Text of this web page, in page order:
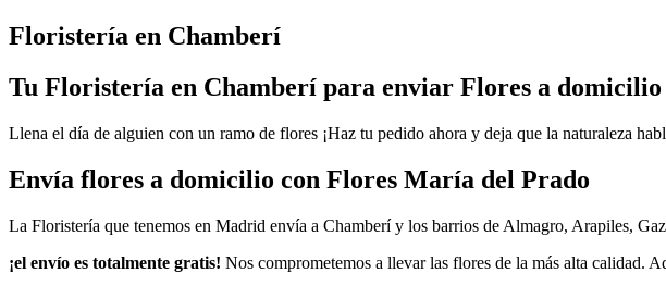
Floristería en Chamberí
Tu Floristería en Chamberí para enviar Flores a domicilio
Llena el día de alguien con un ramo de flores ¡Haz tu pedido ahora y deja que la naturaleza
Envía flores a domicilio con Flores María del Prado
La Floristería que tenemos en Madrid envía a Chamberí y los barrios de Almagro, Arapiles,
¡el envío es totalmente gratis! Nos comprometemos a llevar las flores de la más alta calidad.